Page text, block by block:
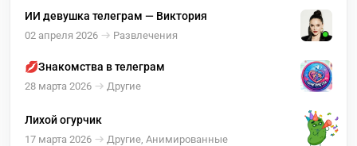
ИИ девушка телеграм — Виктория
02 апреля 2026 Развлечения
💋Знакомства в телеграм
28 марта 2026 Другие
Лихой огурчик
17 марта 2026 Другие, Анимированные